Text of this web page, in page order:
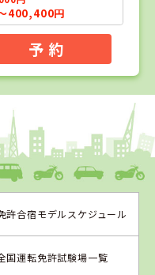
400,400円
予 約
マジオドライバ
海校
許合宿モデルスケジュール
国運転免許試験場一覧